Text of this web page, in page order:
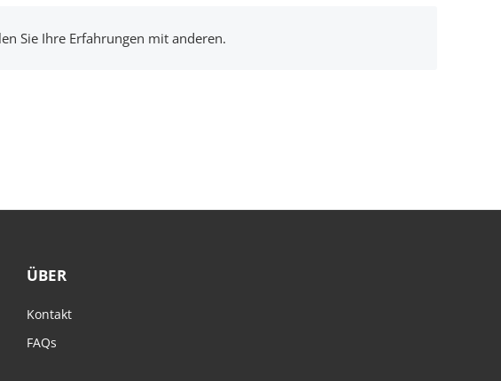
Sie Ihre Erfahrungen mit anderen.
ÜBER
Kontakt
FAQs